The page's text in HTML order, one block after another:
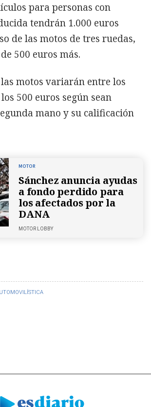
para personas con
tendrán 1.000 euros
de las motos de tres ruedas,
500 euros más.
motos variarán entre los
500 euros según sean
mano y su calificación
MOTOR
Sánchez anuncia ayudas
a fondo perdido para
los afectados por la
DANA
MOTOR LOBBY